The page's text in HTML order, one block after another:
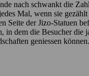
nach schwankt die
Mal, wenn sie
Seite der Jizo-Statuen
in dem die Besucher die
geniessen können.